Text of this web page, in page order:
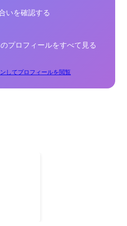
いを確認する
プロフィールをすべて見る
してプロフィールを閲覧